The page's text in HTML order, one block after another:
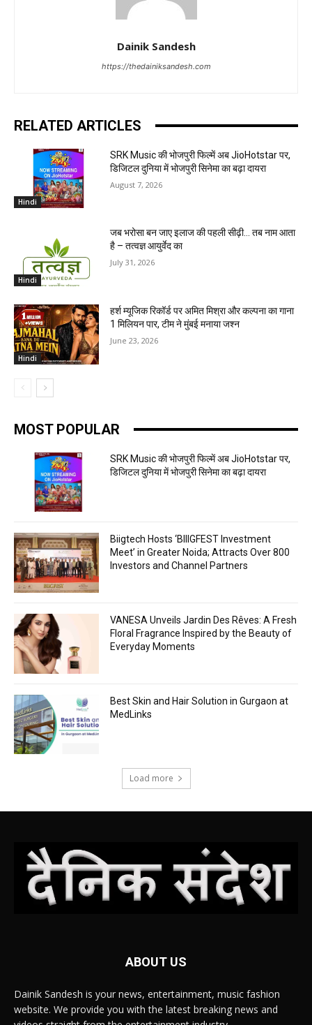
Dainik Sandesh
https://thedainiksandesh.com
RELATED ARTICLES
Hindi
SRK Music की भोजपुरी फिल्में अब JioHotstar पर,
डिजिटल दुनिया में भोजपुरी सिनेमा का बढ़ा दायरा
August 7, 2026
Hindi
जब भरोसा बन जाए इलाज की पहली सीढ़ी… तब नाम आता
है – तत्वज्ञ आयुर्वेद का
July 31, 2026
Hindi
हर्श म्यूजिक रिकॉर्ड पर अमित मिश्रा और कल्पना का गाना
1 मिलियन पार, टीम ने मुंबई मनाया जश्न
June 23, 2026
MOST POPULAR
SRK Music की भोजपुरी फिल्में अब JioHotstar पर,
डिजिटल दुनिया में भोजपुरी सिनेमा का बढ़ा दायरा
Biigtech Hosts ‘BIIIGFEST Investment
Meet’ in Greater Noida; Attracts Over 800
Investors and Channel Partners
VANESA Unveils Jardin Des Rêves: A Fresh
Floral Fragrance Inspired by the Beauty of
Everyday Moments
Best Skin and Hair Solution in Gurgaon at
MedLinks
Load more
ABOUT US
Dainik Sandesh is your news, entertainment, music fashion
website. We provide you with the latest breaking news and